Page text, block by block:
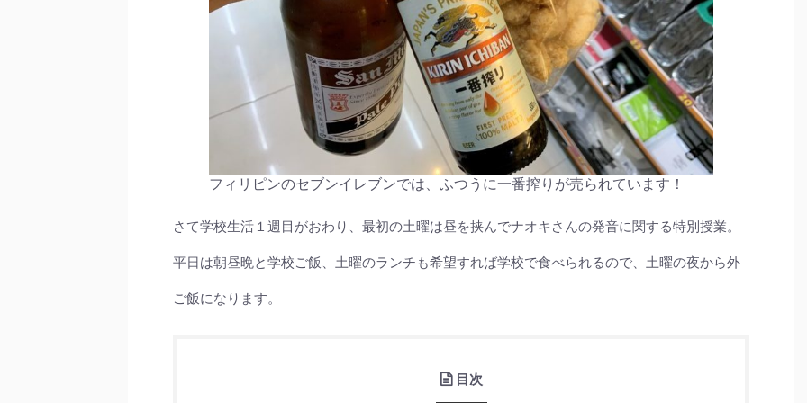
フィリピンのセブンイレブンでは、ふつうに一番搾りが売られています！
さて学校生活１週目がおわり、最初の土曜は昼を挟んでナオキさんの発音に関する特別授業。
平日は朝昼晩と学校ご飯、土曜のランチも希望すれば学校で食べられるので、土曜の夜から外
ご飯になります。
目次